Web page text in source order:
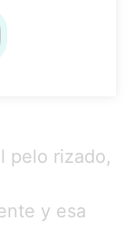
pelo rizado,
y esa